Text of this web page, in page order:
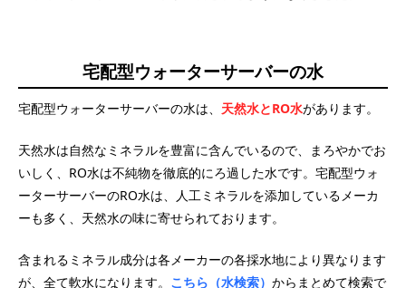
宅配型ウォーターサーバーの水
宅配型ウォーターサーバーの水は、 天然水とRO水があります。
天然水は自然なミネラルを豊富に含んでいるので、まろやかでお
いしく、RO水は不純物を徹底的にろ過した水です。宅配型ウォ
ーターサーバーのRO水は、人工ミネラルを添加しているメーカ
ーも多く、天然水の味に寄せられております。
含まれるミネラル成分は各メーカーの各採水地により異なります
が、全て軟水になります。 こちら（水検索） からまとめて検索で